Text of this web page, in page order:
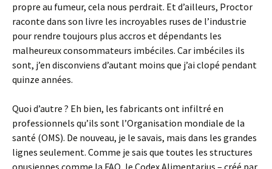
propre au fumeur, cela nous perdrait. Et d’ailleurs, Proctor
raconte dans son livre les incroyables ruses de l’industrie
pour rendre toujours plus accros et dépendants les
malheureux consommateurs imbéciles. Car imbéciles ils
sont, j’en disconviens d’autant moins que j’ai clopé pendant
quinze années.
Quoi d’autre ? Eh bien, les fabricants ont infiltré en
professionnels qu’ils sont l’Organisation mondiale de la
santé (OMS). De nouveau, je le savais, mais dans les grandes
lignes seulement. Comme je sais que toutes les structures
onusiennes comme la FAO, le Codex Alimentarius – créé par